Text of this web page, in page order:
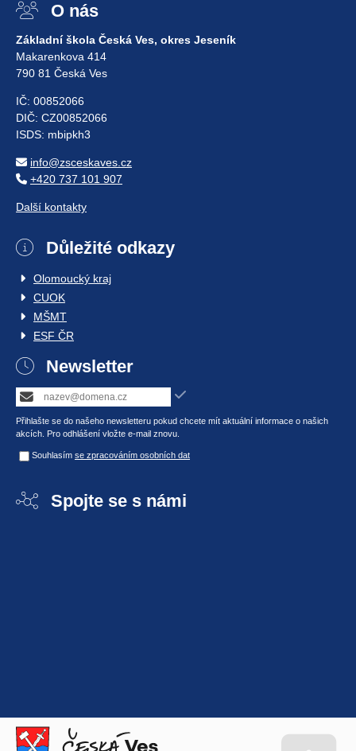
O nás
Základní škola Česká Ves, okres Jeseník
Makarenkova 414
790 81 Česká Ves
IČ: 00852066
DIČ: CZ00852066
ISDS: mbipkh3
info@zsceskaves.cz
+420 737 101 907
Další kontakty
Důležité odkazy
Olomoucký kraj
CUOK
MŠMT
ESF ČR
Newsletter
Přihlašte se do našeho newsletteru pokud chcete mít aktuální informace o našich
akcích. Pro odhlášení vložte e-mail znovu.
Souhlasím se zpracováním osobních dat
Spojte se s námi